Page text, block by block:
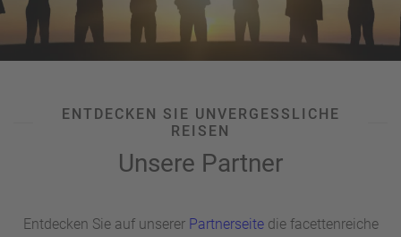
ENTDECKEN SIE UNVERGESSLICHE
REISEN
Unsere Partner
Entdecken Sie auf unserer Partnerseitedie facettenreiche